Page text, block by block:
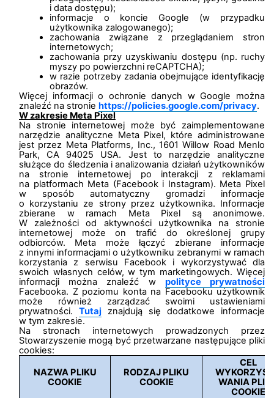
i data dostępu);
informacje o koncie Google (w przypadku
użytkownika zalogowanego);
zachowania związane z przeglądaniem stron
internetowych;
zachowania przy uzyskiwaniu dostępu (np. ruchy
myszy po powierzchni reCAPTCHA);
w razie potrzeby zadania obejmujące identyfikację
obrazów.
Więcej informacji o ochronie danych w Google można
znaleźć na stronie https://policies.google.com/privacy.
W zakresie Meta Pixel
Na stronie internetowej może być zaimplementowane
narzędzie analityczne Meta Pixel, które administrowane
jest przez Meta Platforms, Inc., 1601 Willow Road Menlo
Park, CA 94025 USA. Jest to narzędzie analityczne
służące do śledzenia i analizowania działań użytkowników
na stronie internetowej po interakcji z reklamami
na platformach Meta (Facebook i Instagram). Meta Pixel
w sposób automatyczny gromadzi informacje
o korzystaniu ze strony przez użytkownika. Informacje
zbierane w ramach Meta Pixel są anonimowe.
W zależności od aktywności użytkownika na stronie
internetowej może on trafić do określonej grupy
odbiorców. Meta może łączyć zbierane informacje
z innymi informacjami o użytkowniku zebranymi w ramach
korzystania z serwisu Facebook i wykorzystywać dla
swoich własnych celów, w tym marketingowych. Więcej
informacji można znaleźć w polityce prywatności
Facebooka. Z poziomu konta na Facebooku użytkownik
może również zarządzać swoimi ustawieniami
prywatności. Tutaj znajdują się dodatkowe informacje
w tym zakresie.
Na stronach internetowych prowadzonych przez
Stowarzyszenie mogą być przetwarzane następujące pliki
cookies:
NAZWA PLIKU
COOKIE
RODZAJ PLIKU
COOKIE
CEL
WANIA
COOKIE